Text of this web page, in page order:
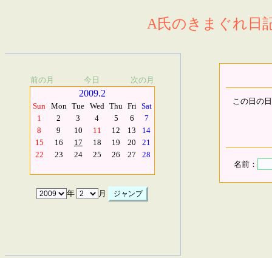
A氏のきまぐれ日
前の月 今日 次の月
2009.2
Sun Mon Tue Wed Thu Fri Sat
1
2 3 4 5 6
7
8
9 10 11 12 13
14
15
16 17 18 19 20
21
22
23 24 25 26 27 28
年 月
この日の
名前：